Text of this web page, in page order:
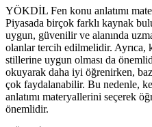
YÖKDİL Fen konu anlatımı
Piyasada birçok farklı kaynak
uygun, güvenilir ve alanında
olanlar tercih edilmelidir. Ayrıca,
stillerine uygun olması da
okuyarak daha iyi öğrenirken,
çok faydalanabilir. Bu nedenle,
anlatımı materyallerini seçerek
önemlidir.